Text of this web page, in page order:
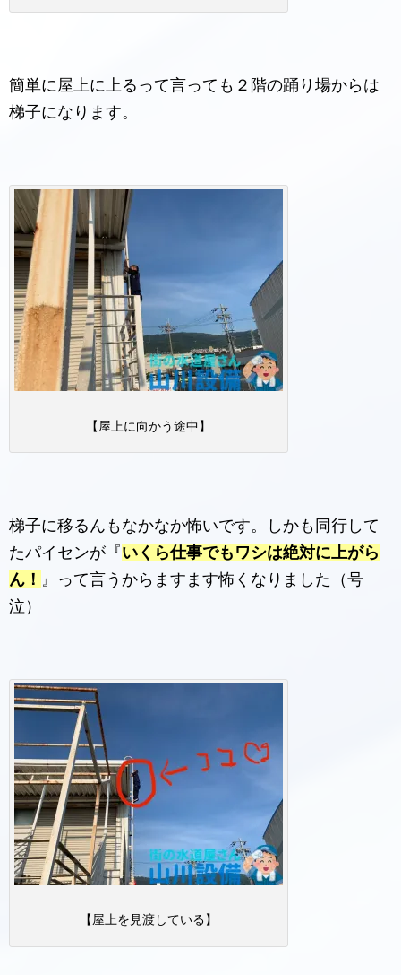
簡単に屋上に上るって言っても２階の踊り場からは
梯子になります。
【屋上に向かう途中】
梯子に移るんもなかなか怖いです。しかも同行して
たパイセンが『いくら仕事でもワシは絶対に上がら
ん！ 』って言うからますます怖くなりました（号
泣）
【屋上を見渡している】